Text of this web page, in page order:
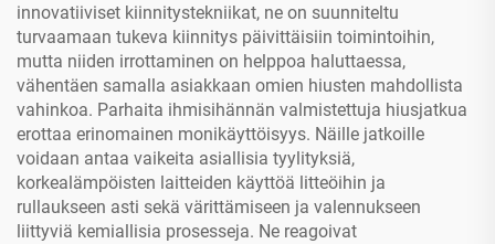
innovatiiviset kiinnitystekniikat, ne on suunniteltu
turvaamaan tukeva kiinnitys päivittäisiin toimintoihin,
mutta niiden irrottaminen on helppoa haluttaessa,
vähentäen samalla asiakkaan omien hiusten mahdollista
vahinkoa. Parhaita ihmisihännän valmistettuja hiusjatkua
erottaa erinomainen monikäyttöisyys. Näille jatkoille
voidaan antaa vaikeita asiallisia tyylityksiä,
korkealämpöisten laitteiden käyttöä litteöihin ja
rullaukseen asti sekä värittämiseen ja valennukseen
liittyviä kemiallisia prosesseja. Ne reagoivat